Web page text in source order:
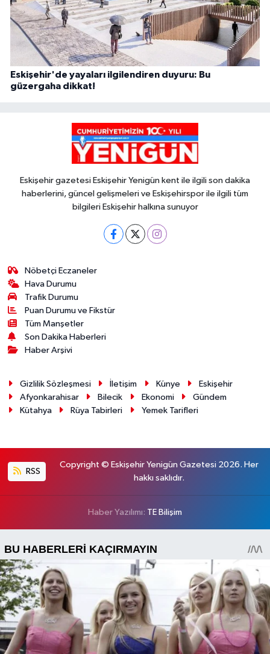
Eskişehir'de yayaları ilgilendiren duyuru: Bu
güzergaha dikkat!
Eskişehir gazetesi Eskişehir Yenigün kent ile ilgili son dakika
haberlerini, güncel gelişmeleri ve Eskişehirspor ile ilgili tüm
bilgileri Eskişehir halkına sunuyor
Nöbetçi Eczaneler
Hava Durumu
Trafik Durumu
Puan Durumu ve Fikstür
Tüm Manşetler
Son Dakika Haberleri
Haber Arşivi
Gizlilik Sözleşmesi İletişim Künye
Eskişehir
Afyonkarahisar
Bilecik Ekonomi
Gündem
Kütahya
Rüya Tabirleri Yemek Tarifleri
RSS
Copyright © Eskişehir Yenigün Gazetesi 2026. Her
hakkı saklıdır.
Haber Yazılımı: TE Bilişim